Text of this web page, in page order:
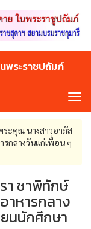
พระราชปถัมภ์
ะคุณ นางสาวอาภัส
รกลางวันแก่เพื่อน ๆ
า ชาพิทักษ์
าหารกลาง
นนักศึกษา